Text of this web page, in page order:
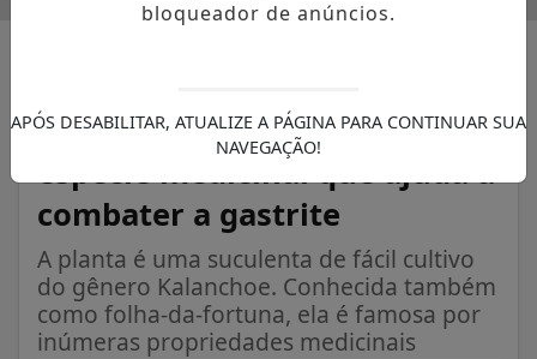
Planta saião: conheça a
espécie medicinal que ajuda a
combater a gastrite
A planta é uma suculenta de fácil cultivo
do gênero Kalanchoe. Conhecida também
como folha-da-fortuna, ela é famosa por
inúmeras propriedades medicinais
bloqueador de anúncios.
APÓS DESABILITAR, ATUALIZE A PÁGINA PARA CONTINUAR SUA
NAVEGAÇÃO!